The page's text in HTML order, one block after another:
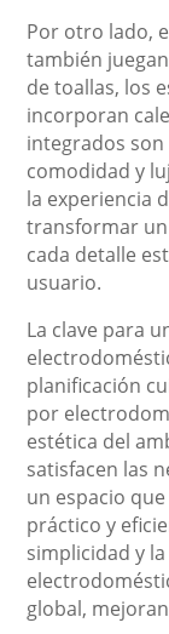
Por otro lado,
también
de toallas, los
incorporan
integrados
comodidad y
la experiencia
transformar
cada detalle
usuario.
La clave para
planificación
por
estética del
satisfacen las
un espacio
práctico y
simplicidad y
global,